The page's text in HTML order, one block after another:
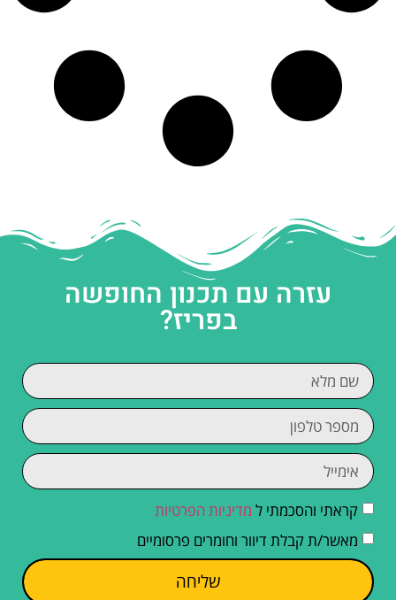
עזרה עם תכנון החופשה
בפריז?
קראתי והסכמתי ל מדיניות הפרטיות
מאשר/ת קבלת דיוור וחומרים פרסומיים
שליחה